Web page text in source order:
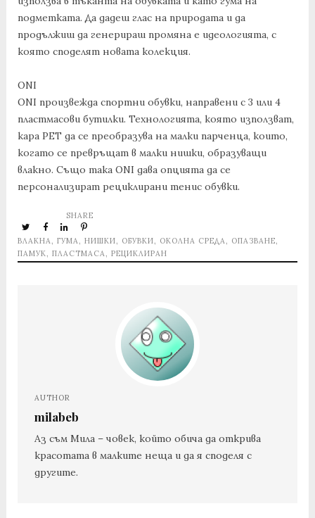
подметката. Да дадеш глас на природата и да
продължиш да генерираш промяна е идеологията, с
която споделят новата колекция.
ONI
ONI произвежда спортни обувки, направени с 3 или 4
пластмасови бутилки. Технологията, която използват,
кара PET да се преобразува на малки парченца, които,
когато се превръщат в малки нишки, образуващи
влакно. Също така ONI дава опцията да се
персонализират рециклирани тенис обувки.
ВЛАКНА, ГУМА, НИШКИ, ОБУВКИ, ОКОЛНА СРЕДА, ОПАЗВАНЕ,
ПАМУК, ПЛАСТМАСА, РЕЦИКЛИРАН
SHARE
AUTHOR
milabeb
Аз съм Мила – човек, който обича да открива
красотата в малките неща и да я споделя с
другите.